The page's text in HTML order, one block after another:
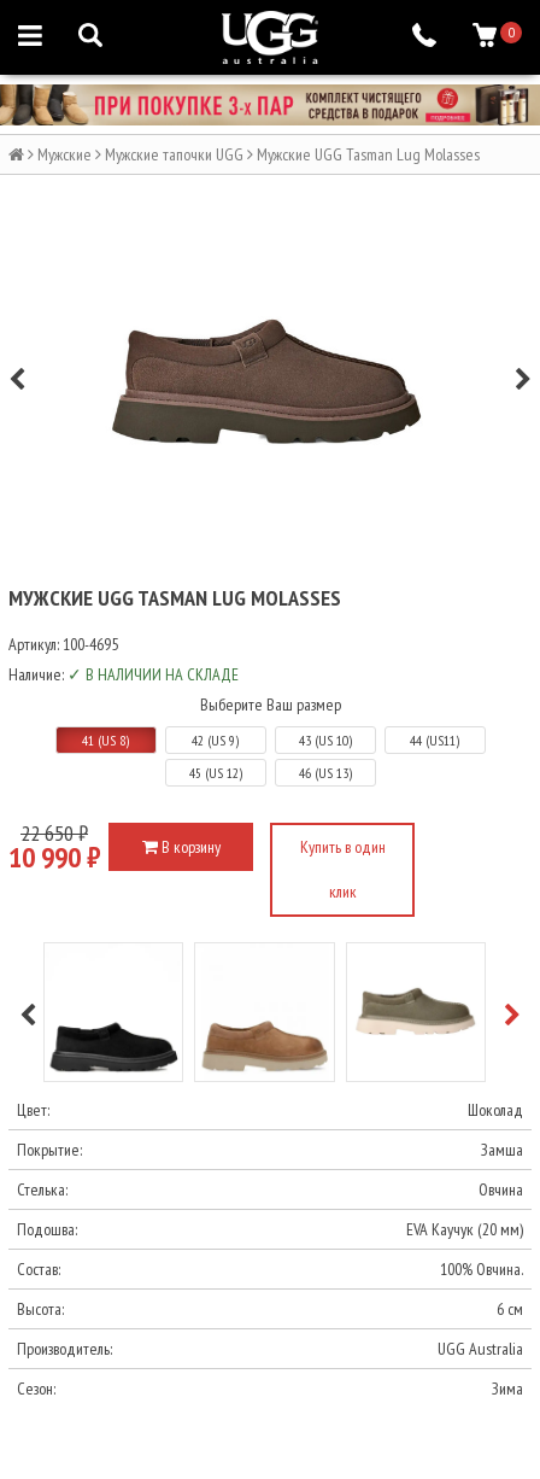
0
Мужские Мужские тапочки UGG Мужские UGG Tasman Lug Molasses
МУЖСКИЕ UGG TASMAN LUG MOLASSES
Артикул: 100-4695
Наличие: ✓ В НАЛИЧИИ НА СКЛАДЕ
Выберите Ваш размер
41 (US 8) 42 (US 9) 43 (US 10)
44 (US11)
45 (US 12)
46 (US 13)
22 650 ₽
10 990 ₽ В корзину Купить в один
клик
Цвет:
Шоколад
Покрытие:
Замша
Стелька:
Овчина
Подошва:
EVA Каучук (20 мм)
Состав:
100% Овчина.
Высота:
6 см
Производитель:
UGG Australia
Сезон:
Зима